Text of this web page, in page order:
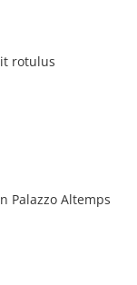
rotulus
Palazzo Altemps